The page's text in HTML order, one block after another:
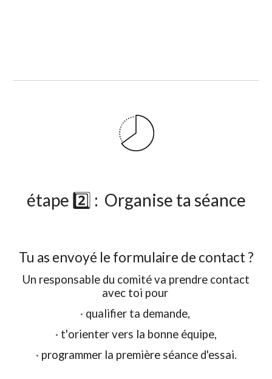
étape 2️⃣ : Organise ta séance
Tu as envoyé le formulaire de contact ?
Un responsable du comité va prendre contact
avec toi pour
· qualifier ta demande,
· t'orienter vers la bonne équipe,
· programmer la première séance d'essai.